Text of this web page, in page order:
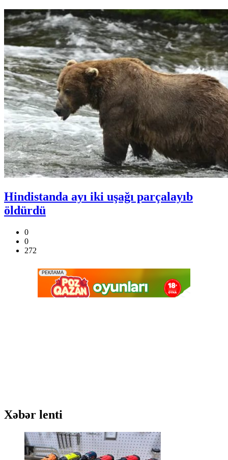
Hindistanda ayı iki uşağı parçalayıb
öldürdü
0
0
272
Xəbər lenti